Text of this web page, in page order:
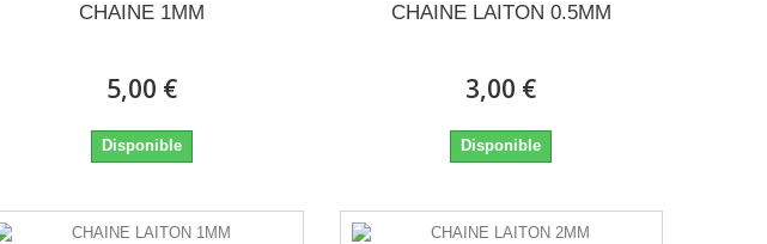
CHAINE 1MM
5,00 €
Disponible
CHAINE LAITON 0.5MM
3,00 €
Disponible